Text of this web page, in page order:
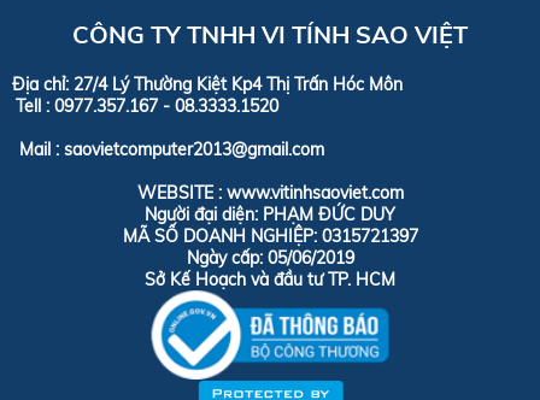
CÔNG TY TNHH VI TÍNH SAO VIỆT
Địa chỉ: 27/4 Lý Thường Kiệt Kp4 Thị Trấn Hóc Môn
Tell : 0977.357.167 - 08.3333.1520
Mail : saovietcomputer2013@gmail.com
WEBSITE : www.vitinhsaoviet.com
Người đại diện: PHẠM ĐỨC DUY
MÃ SỐ DOANH NGHIỆP: 0315721397
Ngày cấp: 05/06/2019
Sở Kế Hoạch và đầu tư TP. HCM